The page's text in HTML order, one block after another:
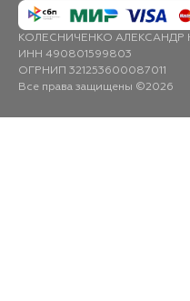
КОЛЕСНИЧЕНКО АЛЕКСАНДР
ИНН 490801599803
ОГРНИП 321253600087011
Все права защищены ©2026